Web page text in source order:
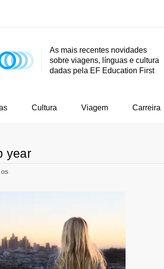
Programas
Saiba tudo que
As mais recentes novidades
sobre viagens, línguas e cultura
dadas pela EF Education First
Cultura Viagem Carreira
year